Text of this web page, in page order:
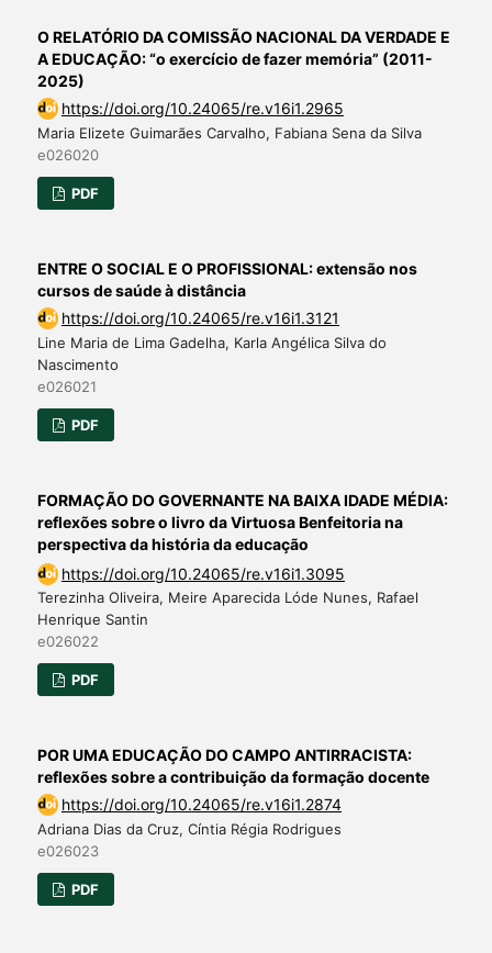
O RELATÓRIO DA COMISSÃO NACIONAL DA VERDADE E
A EDUCAÇÃO: “o exercício de fazer memória” (2011-
2025)
https://doi.org/10.24065/re.v16i1.2965
Maria Elizete Guimarães Carvalho, Fabiana Sena da Silva
e026020
PDF
ENTRE O SOCIAL E O PROFISSIONAL: extensão nos
cursos de saúde à distância
https://doi.org/10.24065/re.v16i1.3121
Line Maria de Lima Gadelha, Karla Angélica Silva do
Nascimento
e026021
PDF
FORMAÇÃO DO GOVERNANTE NA BAIXA IDADE MÉDIA:
reflexões sobre o livro da Virtuosa Benfeitoria na
perspectiva da história da educação
https://doi.org/10.24065/re.v16i1.3095
Terezinha Oliveira, Meire Aparecida Lóde Nunes, Rafael
Henrique Santin
e026022
PDF
POR UMA EDUCAÇÃO DO CAMPO ANTIRRACISTA:
reflexões sobre a contribuição da formação docente
https://doi.org/10.24065/re.v16i1.2874
Adriana Dias da Cruz, Cíntia Régia Rodrigues
e026023
PDF